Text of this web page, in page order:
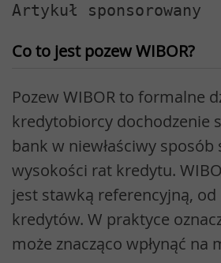
Artykuł sponsorowany
Co to jest pozew WIBOR?
Pozew WIBOR to formalne
kredytobiorcy dochodzenie
bank w niewłaściwy
wysokości rat kredytu.
jest stawką referencyjną,
kredytów. W praktyce
może znacząco wpłynąć